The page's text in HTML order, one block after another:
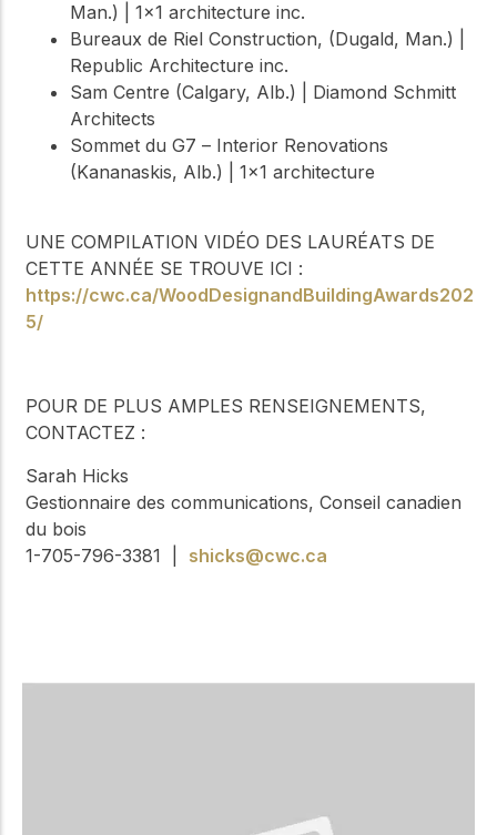
Man.) | 1x1 architecture inc.
Bureaux de Riel Construction, (Dugald, Man.) |
Republic Architecture inc.
Sam Centre (Calgary, Alb.) | Diamond Schmitt
Architects
Sommet du G7 – Interior Renovations
(Kananaskis, Alb.) | 1x1 architecture
UNE COMPILATION VIDÉO DES LAURÉATS DE
CETTE ANNÉE SE TROUVE ICI :
https://cwc.ca/WoodDesignandBuildingAwards202
5/
POUR DE PLUS AMPLES RENSEIGNEMENTS,
CONTACTEZ :
Sarah Hicks
Gestionnaire des communications, Conseil canadien
du bois
1-705-796-3381 | shicks@cwc.ca